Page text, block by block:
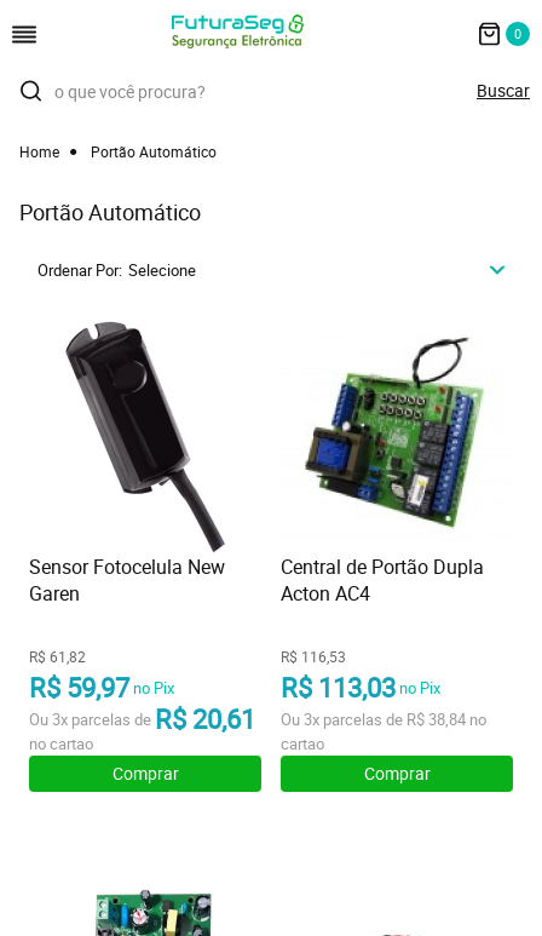
0
Portão Automático
Home Portão Automático
Ordenar Por Selecione
Sensor Fotocelula New
Garen
R$ 61,82
R$ 59,97no Pix
Ou3x parcelas de R$ 20,61
no cartao
Comprar
Central de Portão Dupla
Acton AC4
R$ 116,53
R$ 113,03no Pix
Ou3x parcelas de R$ 38,84 no
cartao
Comprar